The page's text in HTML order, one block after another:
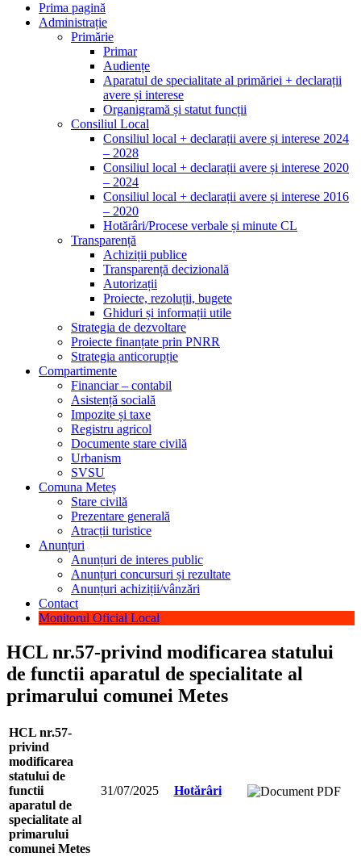
Prima pagină
Administrație
Primărie
Primar
Audiențe
Aparatul de specialitate al primăriei + declarații
avere și interese
Organigramă și statut funcții
Consiliul Local
Consiliul local + declarații avere și interese 2024
– 2028
Consiliul local + declarații avere și interese 2020
– 2024
Consiliul local + declarații avere și interese 2016
– 2020
Hotărâri/Procese verbale și minute CL
Transparență
Achiziții publice
Transparență decizională
Autorizații
Proiecte, rezoluții, bugete
Ghiduri și informații utile
Strategia de dezvoltare
Proiecte finanțate prin PNRR
Strategia anticorupție
Compartimente
Financiar – contabil
Asistență socială
Impozite și taxe
Registru agricol
Documente stare civilă
Urbanism
SVSU
Comuna Meteș
Stare civilă
Prezentare generală
Atracții turistice
Anunțuri
Anunțuri de interes public
Anunțuri concursuri și rezultate
Anunțuri achiziții/vânzări
Contact
Monitorul Oficial Local
HCL nr.57-privind modificarea statului
de functii aparatul de specialitate al
primarului comunei Metes
HCL nr.57-
privind
modificarea
statului de
functii
aparatul de
specialitate al
primarului
comunei Metes
31/07/2025 Hotărâri